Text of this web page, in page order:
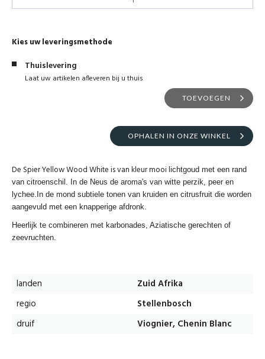
Kies uw leveringsmethode
Thuislevering
Laat uw artikelen afleveren bij u thuis
TOEVOEGEN
OPHALEN IN ONZE WINKEL
De Spier Yellow Wood White is van kleur mooi lichtgoud met een rand
van citroenschil. In de Neus de aroma's van witte perzik, peer en
lychee.In de mond subtiele tonen van kruiden en citrusfruit die worden
aangevuld met een knapperige afdronk.
Heerlijk te combineren met karbonades, Aziatische gerechten of
zeevruchten.
landen
Zuid Afrika
regio
Stellenbosch
druif
Viognier, Chenin Blanc